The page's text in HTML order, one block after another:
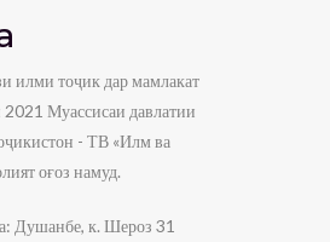
илми тоҷик дар мамлакат
2021 Муассисаи давлатии
- ТВ «Илм ва
оғоз намуд.
Душанбе, к. Шероз 31